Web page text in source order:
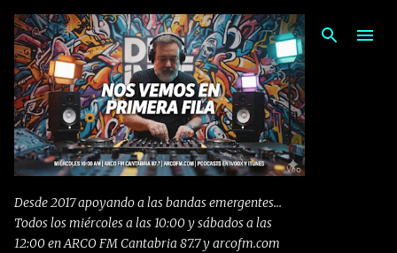
Ir al contenido principal
Desde 2017 apoyando a las bandas emergentes...
Todos los miércoles a las 10:00 y sábados a las
12:00 en ARCO FM Cantabria 87.7 y arcofm.com